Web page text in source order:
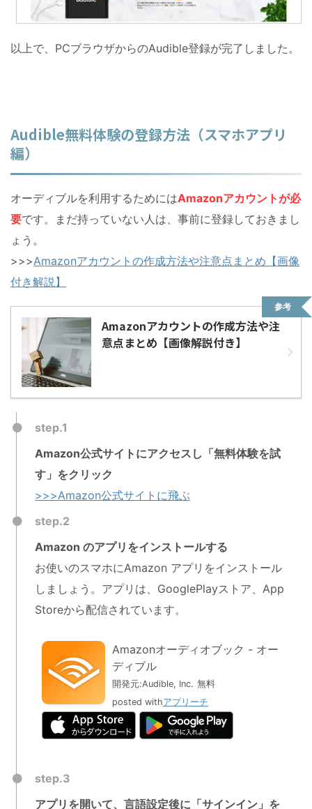
以上で、PCブラウザからのAudible登録が完了しました。
Audible無料体験の登録方法（スマホアプリ
編）
オーディブルを利用するためにはAmazonアカウントが必
要です。まだ持っていない人は、事前に登録しておきまし
ょう。
>>>Amazonアカウントの作成方法や注意点まとめ【画像
付き解説】
Amazonアカウントの作成方法や注
意点まとめ【画像解説付き】
参考
step.1
Amazon公式サイトにアクセスし「無料体験を試
す」をクリック
>>>Amazon公式サイトに飛ぶ
step.2
Amazon のアプリをインストールする
お使いのスマホにAmazon アプリをインストール
しましょう。アプリは、GooglePlayストア、App
Storeから配信されています。
Amazonオーディオブック - オー
ディブル
開発元:Audible, Inc. 無料
posted withアプリーチ
step.3
アプリを開いて、言語設定後に「サインイン」を